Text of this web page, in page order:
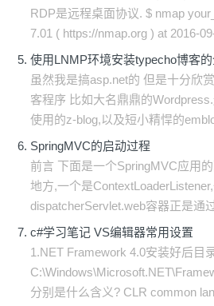
RDP是远程桌面协议. $ nmap
7.01 ( https://nmap.org ) at 2016-
使用LNMP环境安装typecho博客
虽然我是搞asp.net的 但是十分欣
客程序 比如大名鼎鼎的
使用的z-blog,以及短小精悍的
SpringMVC的启动过程
前言 下面是一个SpringMVC应用
地方,一个是
dispatcherServlet.web容器正是通
c#学习笔记 VS编辑器常用设置
1.NET Framework 4.0安装好后目
分别是什么含义? CLR common